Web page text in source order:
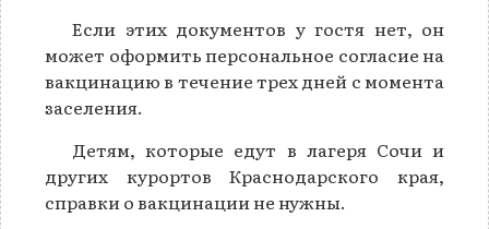
Если этих документов у гостя нет, он
может оформить персональное согласие на
вакцинацию в течение трех дней с момента
заселения.
Детям, которые едут в лагеря Сочи и
других курортов Краснодарского края,
справки о вакцинации не нужны.